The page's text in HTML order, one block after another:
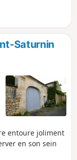
Saturnin
entoure joliment
en son sein